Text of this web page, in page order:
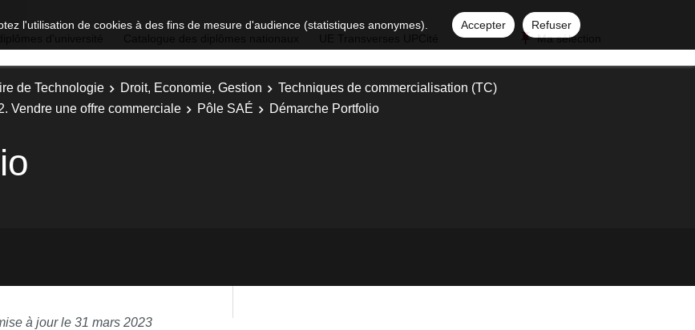
l'utilisation de cookies à des fins de mesure d'audience (statistiques anonymes). Accepter
Refuser
Ma sélection
de Technologie Droit, Economie, Gestion
Techniques de commercialisation (TC)
Vendre une offre commerciale Pôle SAÉ Démarche Portfolio
à jour le 31 mars 2023